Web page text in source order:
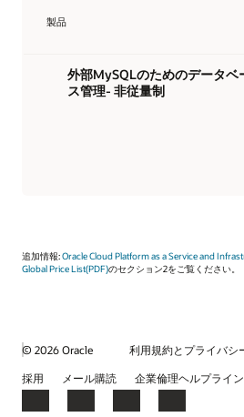
製品
外部MySQLのためのデータベ
ス管理- 非従量制
追加情報:Oracle Cloud Platform as a Service and
Global Price List(PDF)のセクション2をご覧ください。
© 2026 Oracle 利用規約とプライバシ
採用
メール購読 企業倫理ヘルプライン
Facebook
X LinkedInYouTube